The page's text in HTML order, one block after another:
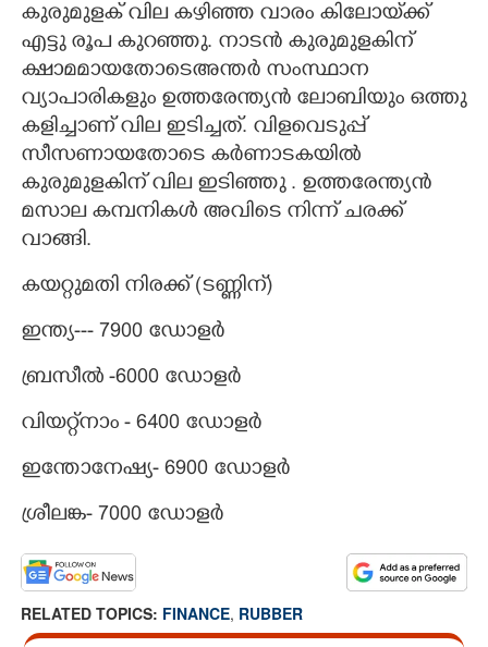
കുരുമുളക് വില കഴിഞ്ഞ വാരം കിലോയ്‌ക്ക്
എട്ടു രൂപ കുറഞ്ഞു. നാടൻ കുരുമുളകിന്
ക്ഷാമമായതോടെഅന്തർ സംസ്ഥാന
വ്യാപാരികളും ഉത്തരേന്ത്യൻ ലോബിയും ഒത്തു
കളിച്ചാണ് വില ഇടിച്ചത്. വിളവെടുപ്പ്
സീസണായതോടെ കർണാടകയിൽ
കുരുമുളകിന് വില ഇടിഞ്ഞു . ഉത്തരേന്ത്യൻ
മസാല കമ്പനികൾ അവിടെ നിന്ന് ചരക്ക്
വാങ്ങി.
കയറ്റുമതി നിരക്ക് (ടണ്ണിന്)
ഇന്ത്യ--- 7900 ഡോളർ
ബ്രസീൽ -6000 ഡോളർ
വിയറ്റ്നാം - 6400 ഡോളർ
ഇന്തോനേഷ്യ- 6900 ഡോളർ
ശ്രീലങ്ക- 7000 ഡോളർ
RELATED TOPICS: FINANCE, RUBBER